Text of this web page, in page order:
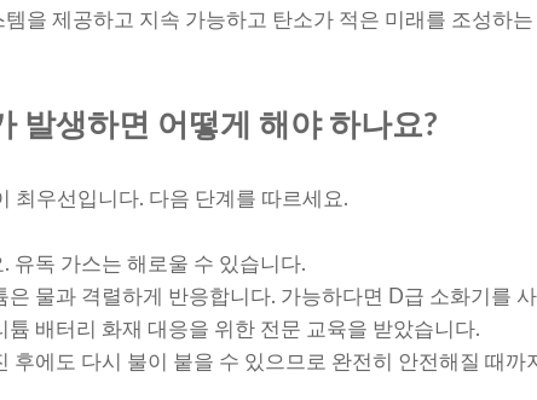
을 제공하고 지속 가능하고 탄소가 적은 미래를 조성하
발생하면 어떻게 해야 하나요?
최우선입니다. 다음 단계를 따르세요.
유독 가스는 해로울 수 있습니다.
은 물과 격렬하게 반응합니다. 가능하다면 D급 소화기를
튬 배터리 화재 대응을 위한 전문 교육을 받았습니다.
후에도 다시 불이 붙을 수 있으므로 완전히 안전해질 때까